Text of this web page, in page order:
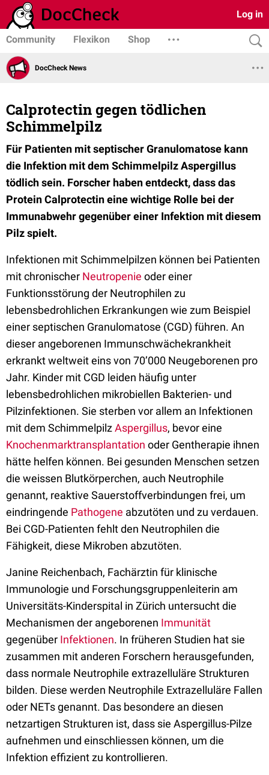
Log in
Community Flexikon Shop
DocCheck News
Calprotectin gegen tödlichen
Schimmelpilz
Für Patienten mit septischer Granulomatose kann
die Infektion mit dem Schimmelpilz Aspergillus
tödlich sein. Forscher haben entdeckt, dass das
Protein Calprotectin eine wichtige Rolle bei der
Immunabwehr gegenüber einer Infektion mit diesem
Pilz spielt.
Infektionen mit Schimmelpilzen können bei Patienten
mit chronischer Neutropenie oder einer
Funktionsstörung der Neutrophilen zu
lebensbedrohlichen Erkrankungen wie zum Beispiel
einer septischen Granulomatose (CGD) führen. An
dieser angeborenen Immunschwächekrankheit
erkrankt weltweit eins von 70’000 Neugeborenen pro
Jahr. Kinder mit CGD leiden häufig unter
lebensbedrohlichen mikrobiellen Bakterien- und
Pilzinfektionen. Sie sterben vor allem an Infektionen
mit dem SchimmelpilzAspergillus, bevor eine
Knochenmarktransplantation oder Gentherapie ihnen
hätte helfen können. Bei gesunden Menschen setzen
die weissen Blutkörperchen, auch Neutrophile
genannt, reaktive Sauerstoffverbindungen frei, um
eindringende Pathogene abzutöten und zu verdauen.
Bei CGD-Patienten fehlt den Neutrophilen die
Fähigkeit, diese Mikroben abzutöten.
Janine Reichenbach, Fachärztin für klinische
Immunologie und Forschungsgruppenleiterin am
Universitäts-Kinderspital in Zürich untersucht die
Mechanismen der angeborenen Immunität
gegenüber Infektionen. In früheren Studien hat sie
zusammen mit anderen Forschern herausgefunden,
dass normale Neutrophile extrazelluläre Strukturen
bilden. Diese werden Neutrophile Extrazelluläre Fallen
oder NETs genannt. Das besondere an diesen
netzartigen Strukturen ist, dass sie Aspergillus-Pilze
aufnehmen und einschliessen können, um die
Infektion effizient zu kontrollieren.